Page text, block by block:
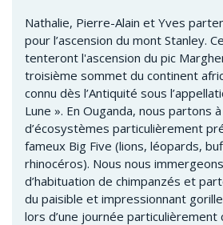
Nathalie, Pierre-Alain et Yves
pour l’ascension du mont Stanley.
tenteront l'ascension du pic
troisième sommet du continent
connu dès l’Antiquité sous
Lune ». En Ouganda, nous partons
d’écosystèmes particulièrement
fameux Big Five (lions, léopards,
rhinocéros). Nous nous
d’habituation de chimpanzés et
du paisible et impressionnant
lors d’une journée particulièrement